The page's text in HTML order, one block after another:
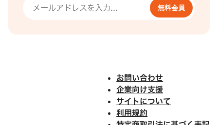
無料会員
お問い合わせ
企業向け支援
サイトについて
利用規約